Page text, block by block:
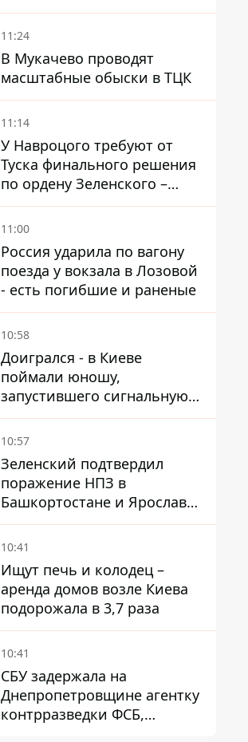
работают кондиционеры во
время жары
11:24
В Мукачево проводят
масштабные обыски в ТЦК
11:14
У Навроцого требуют от
Туска финального решения
по ордену Зеленского –
найдите в себе мужество
11:00
Россия ударила по вагону
поезда у вокзала в Лозовой
- есть погибшие и раненые
10:58
Доигрался - в Киеве
поймали юношу,
запустившего сигнальную
ракету, чтобы порадовать
девушек
10:57
Зеленский подтвердил
поражение НПЗ в
Башкортостане и Ярославле
- видео
10:41
Ищут печь и колодец –
аренда домов возле Киева
подорожала в 3,7 раза
10:41
СБУ задержала на
Днепропетровщине агентку
контрразведки ФСБ,